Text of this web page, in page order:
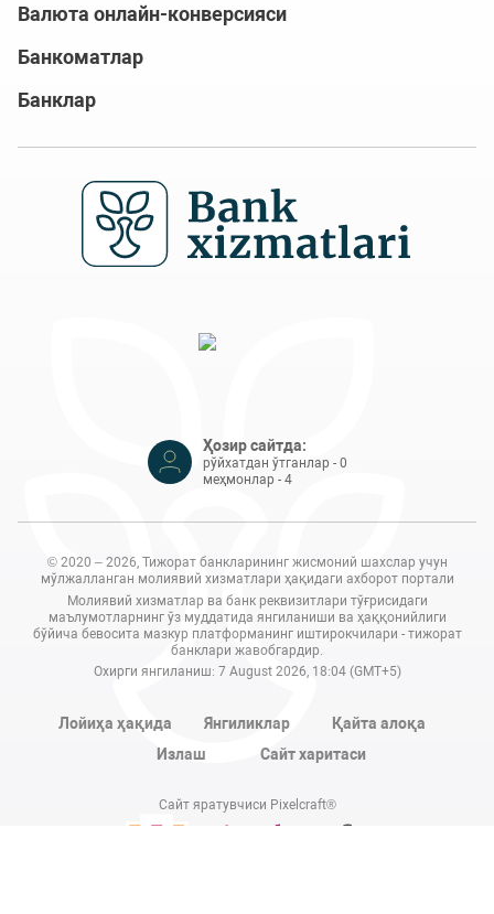
Валюта онлайн-конверсияси
Банкоматлар
Банклар
Ҳозир сайтда:
рўйхатдан ўтганлар - 0
меҳмонлар - 4
© 2020 – 2026, Тижорат банкларининг жисмоний шахслар учун
мўлжалланган молиявий хизматлари ҳақидаги ахборот портали
Молиявий хизматлар ва банк реквизитлари тўғрисидаги
маълумотларнинг ўз муддатида янгиланиши ва ҳаққонийлиги
бўйича бевосита мазкур платформанинг иштирокчилари - тижорат
банклари жавобгардир.
Охирги янгиланиш: 7 August 2026, 18:04 (GMT+5)
Лойиҳа ҳақида Янгиликлар
Қайта алоқа
Излаш
Сайт харитаси
Сайт яратувчиси Pixelcraft®